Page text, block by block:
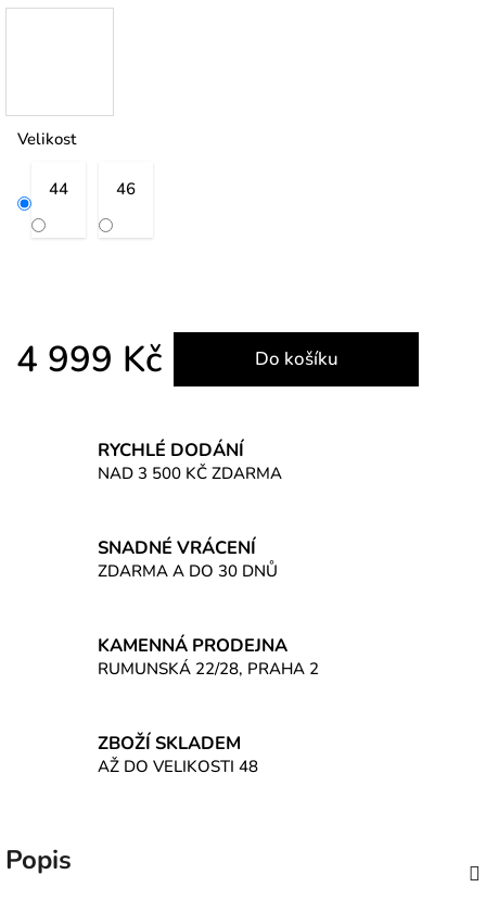
Velikost
44 46
4 999 Kč Do košíku
RYCHLÉ DODÁNÍ
NAD 3 500 KČ ZDARMA
SNADNÉ VRÁCENÍ
ZDARMA A DO 30 DNŮ
KAMENNÁ PRODEJNA
RUMUNSKÁ 22/28, PRAHA 2
ZBOŽÍ SKLADEM
AŽ DO VELIKOSTI 48
Popis